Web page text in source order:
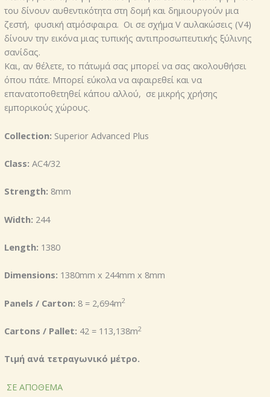
του δίνουν αυθεντικότητα στη δομή και δημιουργούν μια
ζεστή, φυσική ατμόσφαιρα. Οι σε σχήμα V αυλακώσεις (V4)
δίνουν την εικόνα μιας τυπικής αντιπροσωπευτικής ξύλινης
σανίδας.
Και, αν θέλετε, το πάτωμά σας μπορεί να σας ακολουθήσει
όπου πάτε. Μπορεί εύκολα να αφαιρεθεί και να
επανατοποθετηθεί κάπου αλλού, σε μικρής χρήσης
εμπορικούς χώρους.
Collection: Superior Advanced Plus
Class: AC4/32
Strength: 8mm
Width: 244
Length: 1380
Dimensions: 1380mm x 244mm x 8mm
Panels / Carton: 8 = 2,694m2
Cartons / Pallet: 42 = 113,138m2
Τιμή ανά τετραγωνικό μέτρο.
ΣΕ ΑΠΟΘΕΜΑ